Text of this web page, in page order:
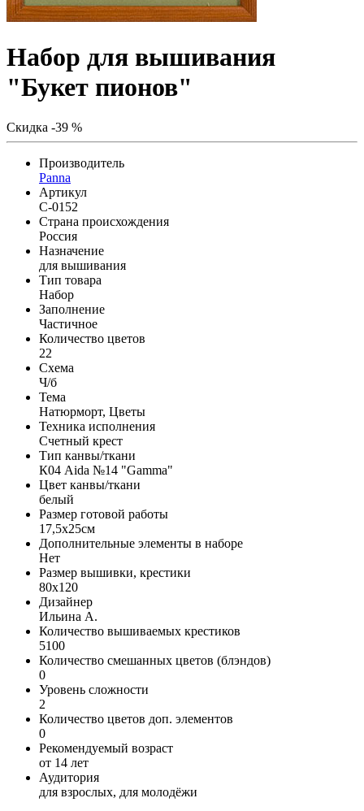
Набор для вышивания
"Букет пионов"
Скидка -39 %
Производитель
Panna
Артикул
C-0152
Страна происхождения
Россия
Назначение
для вышивания
Тип товара
Набор
Заполнение
Частичное
Количество цветов
22
Схема
Ч/б
Тема
Натюрморт, Цветы
Техника исполнения
Счетный крест
Тип канвы/ткани
К04 Aida №14 "Gamma"
Цвет канвы/ткани
белый
Размер готовой работы
17,5x25см
Дополнительные элементы в наборе
Нет
Размер вышивки, крестики
80x120
Дизайнер
Ильина А.
Количество вышиваемых крестиков
5100
Количество смешанных цветов (блэндов)
0
Уровень сложности
2
Количество цветов доп. элементов
0
Рекомендуемый возраст
от 14 лет
Аудитория
для взрослых, для молодёжи